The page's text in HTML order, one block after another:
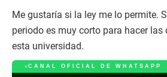
Me gustaría si la ley me lo permite.
periodo es muy corto para hacer las
esta universidad.
CANAL OFICIAL DE WHATSAPP